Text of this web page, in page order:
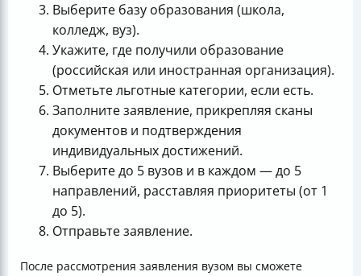
Выберите базу образования (школа,
колледж, вуз).
Укажите, где получили образование
(российская или иностранная организация).
Отметьте льготные категории, если есть.
Заполните заявление, прикрепляя сканы
документов и подтверждения
индивидуальных достижений.
Выберите до 5 вузов и в каждом — до 5
направлений, расставляя приоритеты (от 1
до 5).
Отправьте заявление.
После рассмотрения заявления вузом вы сможете